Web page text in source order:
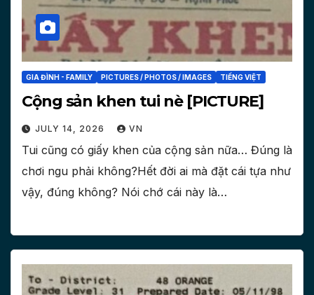
GIA ĐÌNH - FAMILY PICTURES / PHOTOS / IMAGES TIẾNG VIỆT
Cộng sản khen tui nè [PICTURE]
JULY 14, 2026 VN
Tui cũng có giấy khen của cộng sản nữa… Đúng là
chơi ngu phải không?Hết đời ai mà đặt cái tựa như
vậy, đúng không? Nói chớ cái này là…